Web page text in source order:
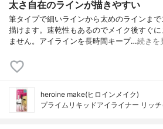
太さ自在のラインが描きやすい
筆タイプで細いラインから太めのラインまで
描けます。速乾性もあるのでメイク後すぐ
ません。アイラインを長時間キープ…続きを
heroine make(ヒロインメイク)
プライムリキッドアイライナー リッ